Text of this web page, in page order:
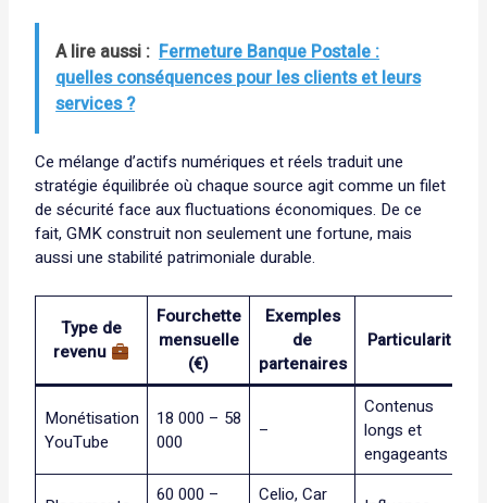
A lire aussi : Fermeture Banque Postale :
quelles conséquences pour les clients et leurs
services ?
Ce mélange d’actifs numériques et réels traduit une
stratégie équilibrée où chaque source agit comme un filet
de sécurité face aux fluctuations économiques. De ce
fait, GMK construit non seulement une fortune, mais
aussi une stabilité patrimoniale durable.
Type de
revenu
Fourchette
mensuelle
(€)
Exemples
de
partenaires
Particularités
Monétisation
YouTube
18 000 – 58
000
–
Contenus
longs et
engageants
60 000 –
Celio, Car